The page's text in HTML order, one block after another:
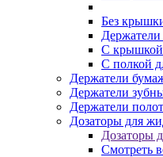
Без
Держатели
С крышкой
С полкой
Держатели
Держатели
Держатели
Дозаторы для
Дозаторы
Смотреть